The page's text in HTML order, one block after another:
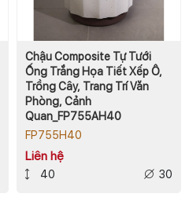
Chậu Composite Tự Tưới
Ống Trắng Họa Tiết Xếp Ô,
Trồng Cây, Trang Trí Văn
Phòng, Cảnh
Quan_FP755AH40
FP755H40
Liên hệ
40 30